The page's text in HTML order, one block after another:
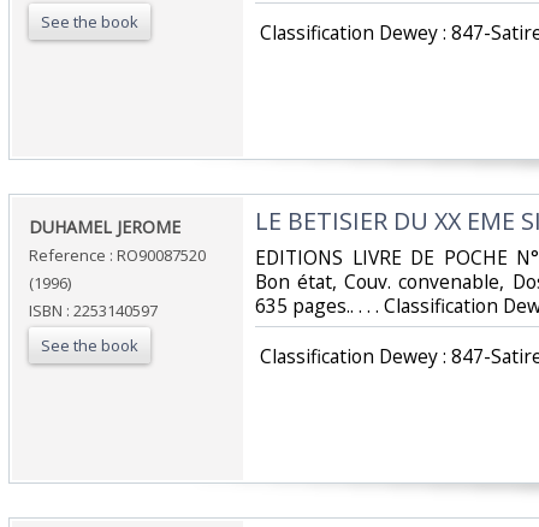
See the book
Classification Dewey : 847-
‎DUHAMEL JEROME‎
Reference : RO90087520
(1996)
ISBN : 2253140597
See the book
‎LE BETISIER DU XX EME
‎EDITIONS LIVRE DE POCHE
Bon état, Couv. convenable,
635 pages.. . . . Classification
Classification Dewey : 847-